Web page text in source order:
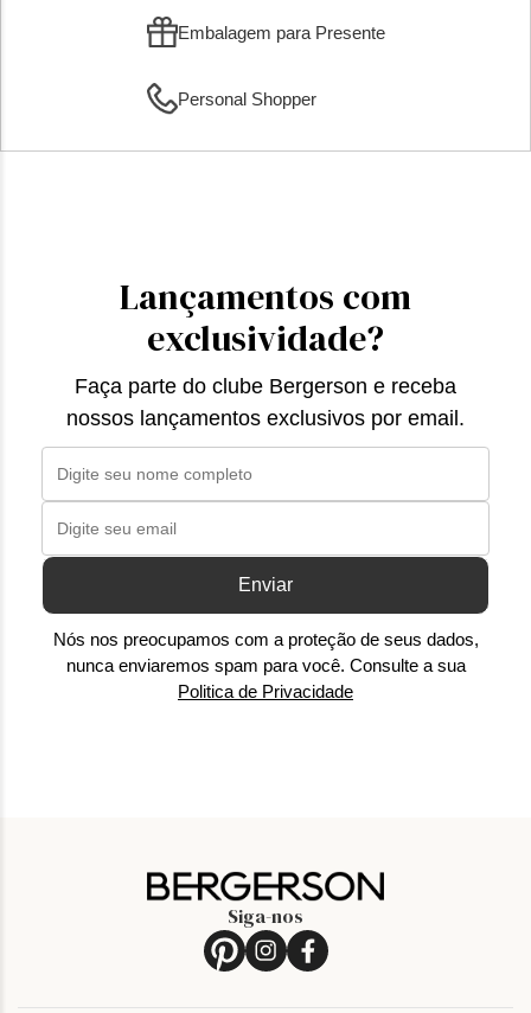
Embalagem para Presente
Personal Shopper
Lançamentos com
exclusividade?
Faça parte do clube Bergerson e receba
nossos lançamentos exclusivos por email.
Enviar
Nós nos preocupamos com a proteção de seus dados,
nunca enviaremos spam para você. Consulte a sua
Politica de Privacidade
Siga-nos